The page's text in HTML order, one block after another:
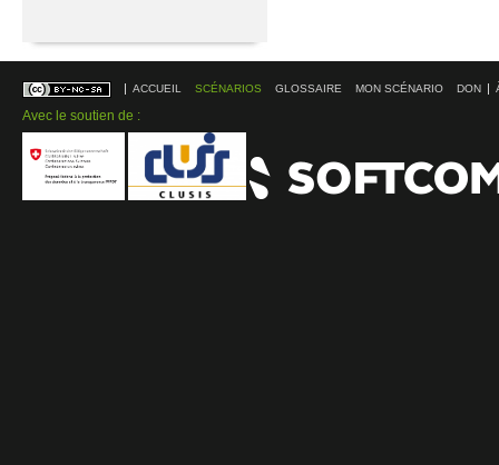
ACCUEIL SCÉNARIOS GLOSSAIRE MON SCÉNARIO DON
Avec le soutien de :